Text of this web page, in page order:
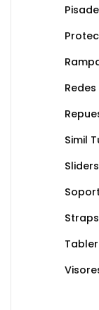
Simil
Sliders
Straps